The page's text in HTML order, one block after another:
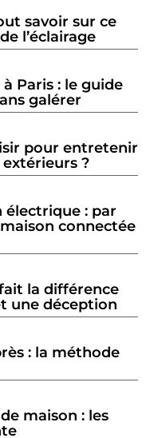
savoir sur ce
l’éclairage
Paris : le guide
galérer
pour entretenir
?
: par
connectée
la différence
une déception
: la méthode
maison : les